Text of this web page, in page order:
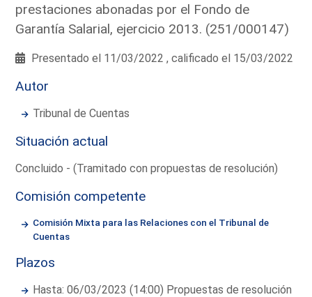
prestaciones abonadas por el Fondo de
Garantía Salarial, ejercicio 2013. (251/000147)
Presentado el 11/03/2022 , calificado el 15/03/2022
Autor
Tribunal de Cuentas
Situación actual
Concluido - (Tramitado con propuestas de resolución)
Comisión competente
Comisión Mixta para las Relaciones con el Tribunal de
Cuentas
Plazos
Hasta: 06/03/2023 (14:00) Propuestas de resolución